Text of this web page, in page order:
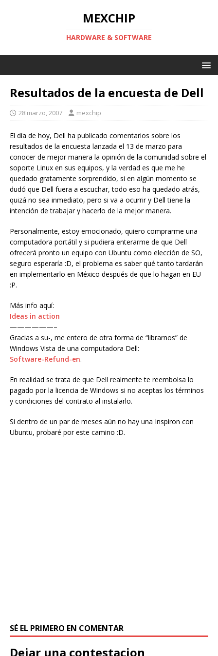
MEXCHIP
HARDWARE & SOFTWARE
Resultados de la encuesta de Dell
28 marzo, 2007 mexchip
El día de hoy, Dell ha publicado comentarios sobre los
resultados de la encuesta lanzada el 13 de marzo para
conocer de mejor manera la opinión de la comunidad sobre el
soporte Linux en sus equipos, y la verdad es que me he
quedado gratamente sorprendido, si en algún momento se
dudó que Dell fuera a escuchar, todo eso ha quedado atrás,
quizá no sea inmediato, pero si va a ocurrir y Dell tiene la
intención de trabajar y hacerlo de la mejor manera.
Personalmente, estoy emocionado, quiero comprarme una
computadora portátil y si pudiera enterarme de que Dell
ofrecerá pronto un equipo con Ubuntu como elección de SO,
seguro esperaría :D, el problema es saber qué tanto tardarán
en implementarlo en México después de que lo hagan en EU
:P.
Más info aquí:
Ideas in action
——————–
Gracias a su-, me entero de otra forma de “librarnos” de
Windows Vista de una computadora Dell:
Software-Refund-en.
En realidad se trata de que Dell realmente te reembolsa lo
pagado por la licencia de Windows si no aceptas los términos
y condiciones del contrato al instalarlo.
Si dentro de un par de meses aún no hay una Inspiron con
Ubuntu, probaré por este camino :D.
SÉ EL PRIMERO EN COMENTAR
Dejar una contestacion